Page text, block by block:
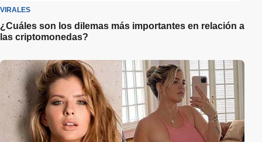
VIRALES
¿Cuáles son los dilemas más importantes en relación a
las criptomonedas?